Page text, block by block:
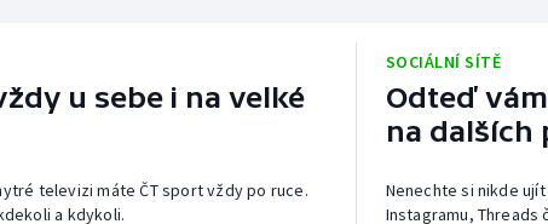
u sebe i na velké
televizi máte ČT sport vždy po ruce.
a kdykoli.
SOCIÁLNÍ SÍTĚ
Odteď
na dalších
Nenechte si nikde
Instagramu, Threads